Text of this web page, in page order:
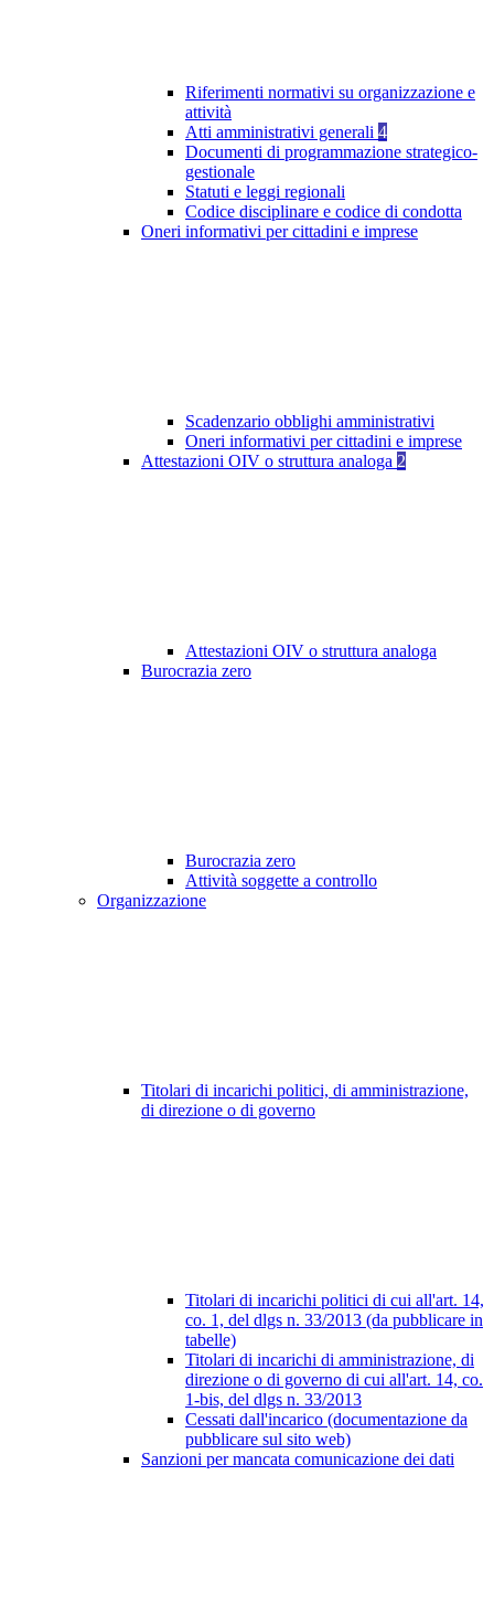
Riferimenti normativi su organizzazione e
attività
Atti amministrativi generali 4
Documenti di programmazione strategico-
gestionale
Statuti e leggi regionali
Codice disciplinare e codice di condotta
Oneri informativi per cittadini e imprese
Scadenzario obblighi amministrativi
Oneri informativi per cittadini e imprese
Attestazioni OIV o struttura analoga 2
Attestazioni OIV o struttura analoga
Burocrazia zero
Burocrazia zero
Attività soggette a controllo
Organizzazione
Titolari di incarichi politici, di amministrazione,
di direzione o di governo
Titolari di incarichi politici di cui all'art. 14,
co. 1, del dlgs n. 33/2013 (da pubblicare in
tabelle)
Titolari di incarichi di amministrazione, di
direzione o di governo di cui all'art. 14, co.
1-bis, del dlgs n. 33/2013
Cessati dall'incarico (documentazione da
pubblicare sul sito web)
Sanzioni per mancata comunicazione dei dati